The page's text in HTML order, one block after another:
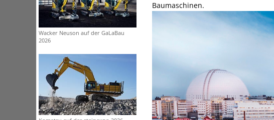
Wacker Neuson auf der GaLaBau
2026
Baumaschinen.